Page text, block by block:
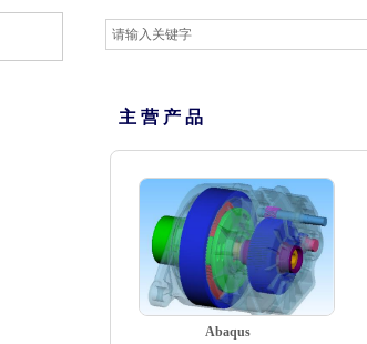
主 营 产 品
Abaqus